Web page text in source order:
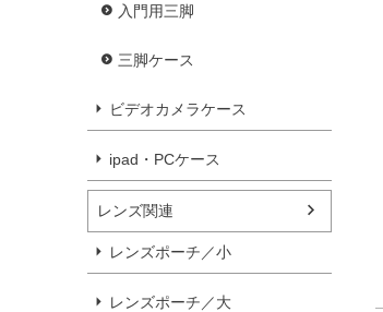
入門用三脚
三脚ケース
ビデオカメラケース
ipad・PCケース
レンズ関連
レンズポーチ／小
レンズポーチ／大